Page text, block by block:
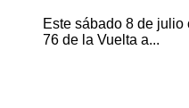
Este sábado 8 de
76 de la Vuelta a...